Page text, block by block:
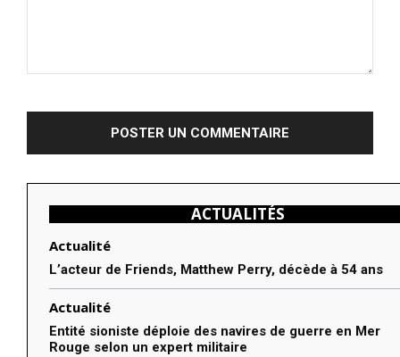
ACTUALITÉS
Actualité
L’acteur de Friends, Matthew Perry, décède à 54 ans
Actualité
Entité sioniste déploie des navires de guerre en Mer
Rouge selon un expert militaire